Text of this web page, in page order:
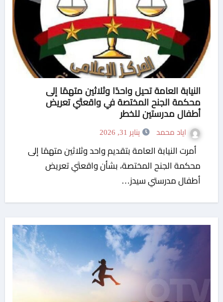
النيابة العامة تحيل واحدًا وثلاثين متهمًا إلى
محكمة الجنح المختصة في واقعتَي تعريض
أطفال مدرستين للخطر
اياد محمد يناير 31, 2026
أمرت النيابة العامة بتقديم واحد وثلاثين متهمًا إلى
محكمة الجنح المختصة، بشأن واقعتَي تعريض
أطفال مدرستي سيدز…